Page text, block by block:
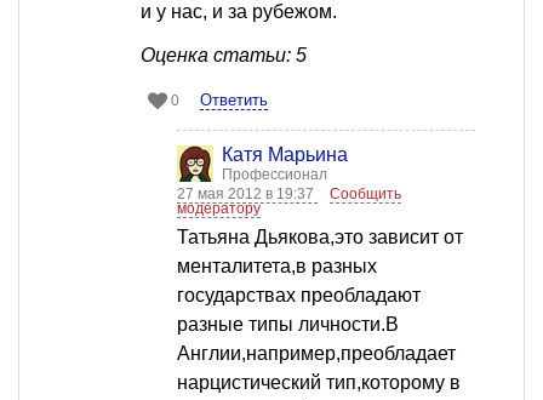
и у нас, и за рубежом.
Оценка статьи: 5
0 Ответить
Катя Марьина
Профессионал
27 мая 2012 в 19:37
Сообщить
модератору
Татьяна Дьякова,это зависит от
менталитета,в разных
государствах преобладают
разные типы личности.В
Англии,например,преобладает
нарцистический тип,которому в